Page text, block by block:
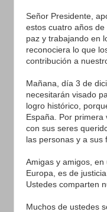
Señor Presidente,
estos cuatro años
paz y trabajando en
reconociera lo que
contribución a
Mañana, día 3 de
necesitarán visado
logro histórico,
España. Por primera
con sus seres
las personas y a sus
Amigas y amigos,
Europa, es de
Ustedes comparten
Muchos de ustedes